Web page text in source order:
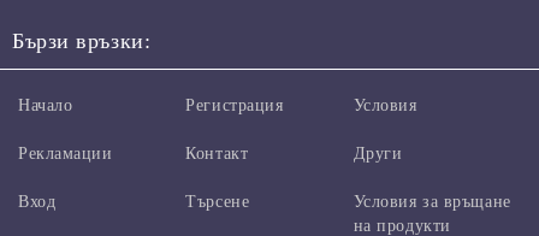
Бързи връзки:
Начало
Рекламации
Вход
Регистрация
Контакт
Търсене
Условия
Други
Условия за връщане
на продукти